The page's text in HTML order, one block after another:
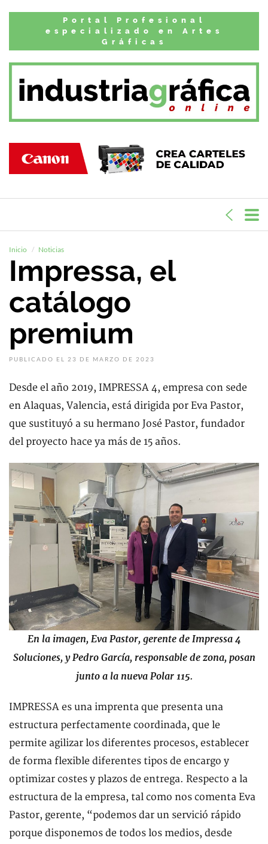
Portal Profesional
especializado en Artes
Gráficas
Inicio Noticias
Impressa, el
catálogo
premium
PUBLICADO EL 23 DE MARZO DE 2023
Desde el año 2019, IMPRESSA 4, empresa con sede
en Alaquas, Valencia, está dirigida por Eva Pastor,
que sustituyó a su hermano José Pastor, fundador
del proyecto hace ya más de 15 años.
En la imagen, Eva Pastor, gerente de Impressa 4
Soluciones, y Pedro García, responsable de zona, posan
junto a la nueva Polar 115.
IMPRESSA es una imprenta que presenta una
estructura perfectamente coordinada, que le
permite agilizar los diferentes procesos, establecer
de forma flexible diferentes tipos de encargo y
optimizar costes y plazos de entrega. Respecto a la
estructura de la empresa, tal como nos comenta Eva
Pastor, gerente, “podemos dar un servició rápido
porque disponemos de todos los medios, desde